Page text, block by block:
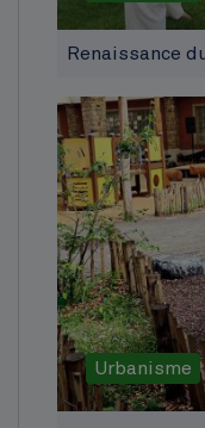
Renaissance
Urbanisme